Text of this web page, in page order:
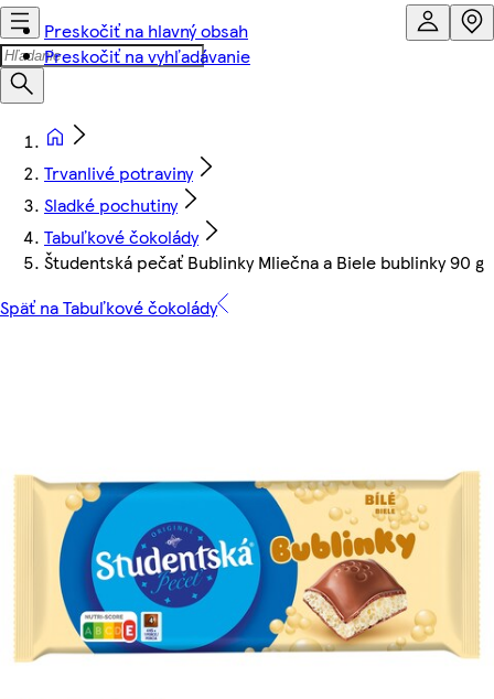
Preskočiť na hlavný obsah
Preskočiť na vyhľadávanie
Trvanlivé potraviny
Sladké pochutiny
Tabuľkové čokolády
Študentská pečať Bublinky Mliečna a Biele bublinky 90 g
Späť na Tabuľkové čokolády